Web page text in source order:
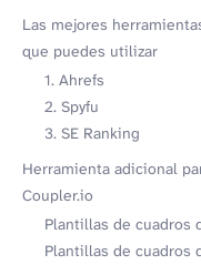
Las mejores
que puedes utilizar
1. Ahrefs
2. Spyfu
3. SE Ranking
Herramienta adicional
Coupler.io
Plantillas de cuadros
Plantillas de cuadros